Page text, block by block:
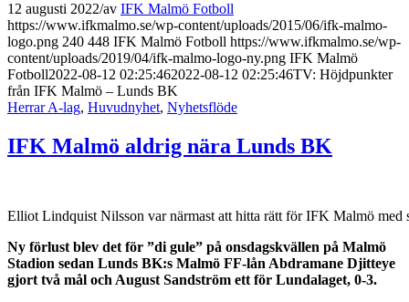
12 augusti 2022/av IFK Malmö Fotboll
https://www.ifkmalmo.se/wp-content/uploads/2015/06/ifk-malmo-
logo.png 240 448 IFK Malmö Fotboll https://www.ifkmalmo.se/wp-
content/uploads/2019/04/ifk-malmo-logo-ny.png IFK Malmö
Fotboll2022-08-12 02:25:462022-08-12 02:25:46TV: Höjdpunkter
från IFK Malmö – Lunds BK
Herrar A-lag, Huvudnyhet, Nyhetsflöde
IFK Malmö aldrig nära Lunds BK
Elliot Lindquist Nilsson var närmast att hitta rätt för IFK Malmö med
Ny förlust blev det för ”di gule” på onsdagskvällen på Malmö
Stadion sedan Lunds BK:s Malmö FF-lån Abdramane Djitteye
gjort två mål och August Sandström ett för Lundalaget, 0-3.